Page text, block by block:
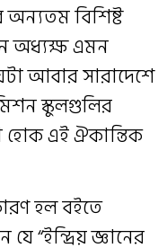
বিশিষ্ট
অধ্যক্ষ এমন
আবার সারাদেশে
স্কুলগুলির
হোক এই ঐকান্তিক
হল বইতে
“ইন্দ্রিয় জ্ঞানের